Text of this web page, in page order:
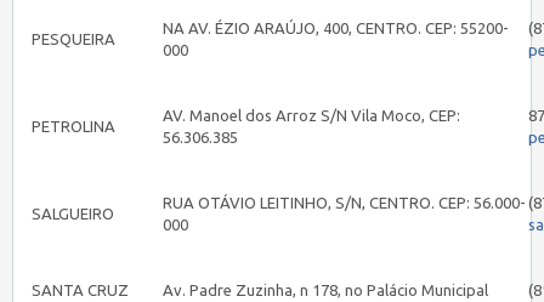
PESQUEIRA
NA AV. ÉZIO ARAÚJO, 400, CENTRO. CEP: 55200-
000
PETROLINA
AV. Manoel dos Arroz S/N Vila Moco, CEP:
56.306.385
SALGUEIRO
RUA OTÁVIO LEITINHO, S/N, CENTRO. CEP: 56.000-
000
SANTA CRUZ
Av. Padre Zuzinha, n 178, no Palácio Municipal